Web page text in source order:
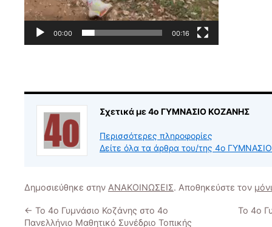
00:00 00:16
Σχετικά με 4ο ΓΥΜΝΑΣΙΟ ΚΟΖΑΝΗΣ
Περισσότερες πληροφορίες
Δείτε όλα τα άρθρα του/της 4ο
Δημοσιεύθηκε στην ΑΝΑΚΟΙΝΩΣΕΙΣ. Αποθηκεύστε τον
← Το 4ο Γυμνάσιο Κοζάνης στο 4ο
Πανελλήνιο Μαθητικό Συνέδριο Τοπικής
Το 4ο